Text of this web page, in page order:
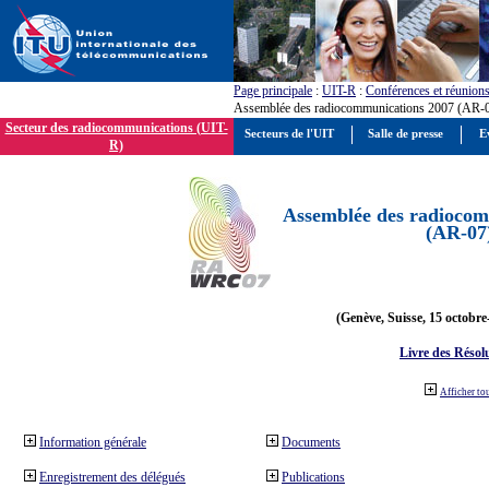
Page principale : UIT-R : Conférences et réunions
Assemblée des radiocommunications 2007 (AR-
Secteur des radiocommunications (UIT-
R)
Assemblée des
(AR-
(Genève, Suisse, 15
Livre des
Afficher
Information générale
Enregistrement des délégués
Documents
Publications
Secteurs de l'UIT Salle de presse